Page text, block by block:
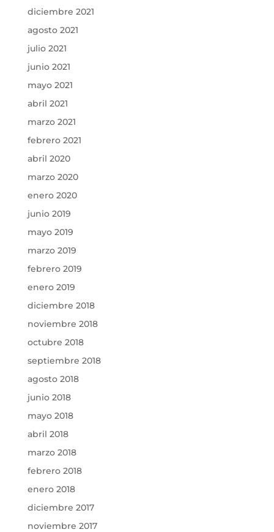
diciembre 2021
agosto 2021
julio 2021
junio 2021
mayo 2021
abril 2021
marzo 2021
febrero 2021
abril 2020
marzo 2020
enero 2020
junio 2019
mayo 2019
marzo 2019
febrero 2019
enero 2019
diciembre 2018
noviembre 2018
octubre 2018
septiembre 2018
agosto 2018
junio 2018
mayo 2018
abril 2018
marzo 2018
febrero 2018
enero 2018
diciembre 2017
noviembre 2017